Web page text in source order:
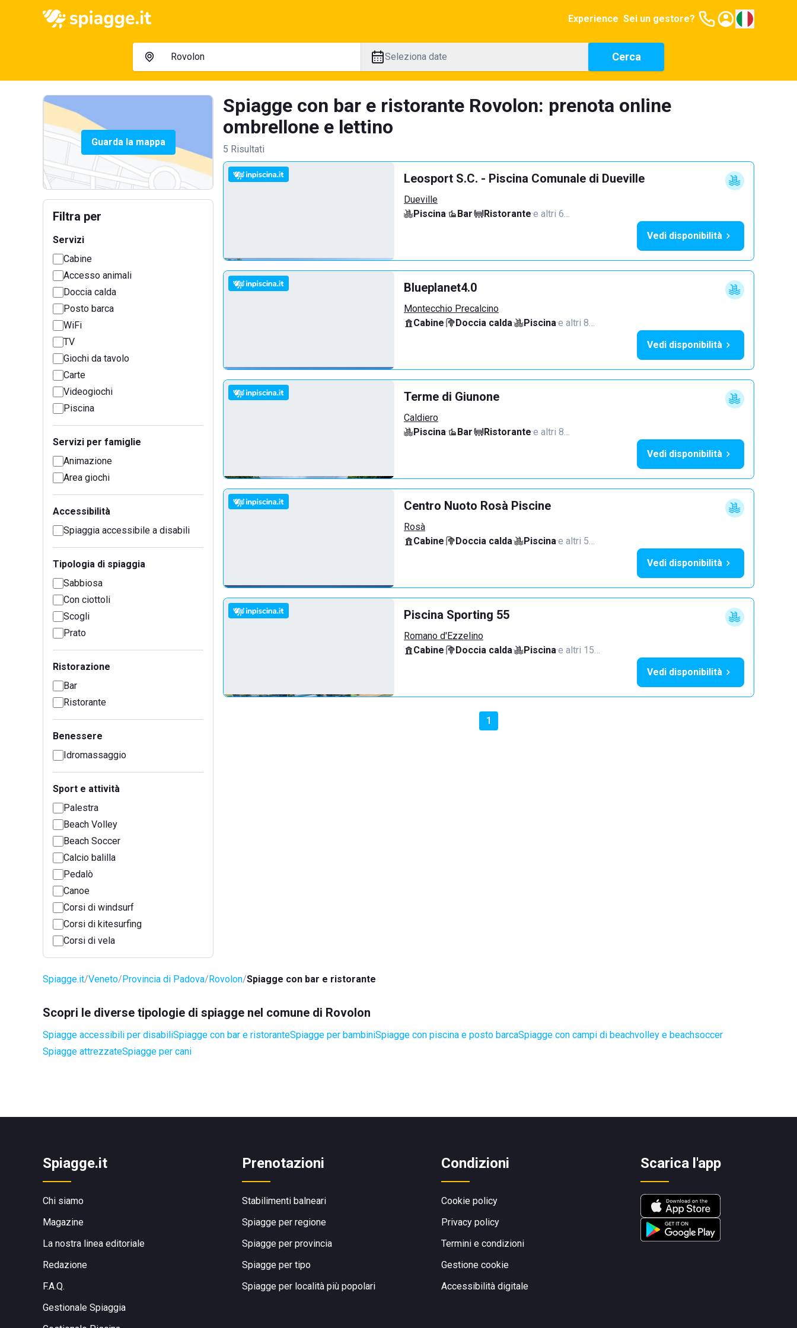
Experience Sei un gestore?
Seleziona date Cerca
Guarda la mappa
Filtra per
Servizi
Cabine
Accesso animali
Doccia calda
Posto barca
WiFi
TV
Giochi da tavolo
Carte
Videogiochi
Piscina
Servizi per famiglie
Animazione
Area giochi
Accessibilità
Spiaggia accessibile a disabili
Tipologia di spiaggia
Sabbiosa
Con ciottoli
Scogli
Prato
Ristorazione
Bar
Ristorante
Benessere
Idromassaggio
Sport e attività
Palestra
Beach Volley
Beach Soccer
Calcio balilla
Pedalò
Canoe
Corsi di windsurf
Corsi di kitesurfing
Corsi di vela
Spiagge con bar e ristorante Rovolon: prenota online
ombrellone e lettino
5 Risultati
Leosport S.C. - Piscina Comunale di Dueville
Dueville
Piscina· Bar· Ristorante·e altri 6…
Vedi disponibilità
Blueplanet4.0
Montecchio Precalcino
Cabine· Doccia calda· Piscina·e altri 8…
Vedi disponibilità
Terme di Giunone
Caldiero
Piscina· Bar· Ristorante·e altri 8…
Vedi disponibilità
Centro Nuoto Rosà Piscine
Rosà
Cabine· Doccia calda· Piscina·e altri 5…
Vedi disponibilità
Piscina Sporting 55
Romano d'Ezzelino
Cabine· Doccia calda· Piscina·e altri 15…
Vedi disponibilità
1
Spiagge.it Veneto Provincia di Padova Rovolon Spiagge con bar e ristorante
Scopri le diverse tipologie di spiagge nel comune di Rovolon
Spiagge accessibili per disabiliSpiagge con bar e ristoranteSpiagge per bambiniSpiagge con piscina e posto barcaSpiagge con campi di beachvolley e beachsoccer
Spiagge attrezzateSpiagge per cani
Spiagge.it
Chi siamo
Magazine
La nostra linea editoriale
Redazione
F.A.Q.
Gestionale Spiaggia
Prenotazioni
Stabilimenti balneari
Spiagge per regione
Spiagge per provincia
Spiagge per tipo
Spiagge per località più popolari
Condizioni
Cookie policy
Privacy policy
Termini e condizioni
Gestione cookie
Accessibilità digitale
Scarica l'app